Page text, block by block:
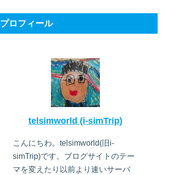
プロフィール
telsimworld (i-simTrip)
こんにちわ。telsimworld(旧i-
simTrip)です。ブログサイトのテー
マを変えたり以前より速いサーバ